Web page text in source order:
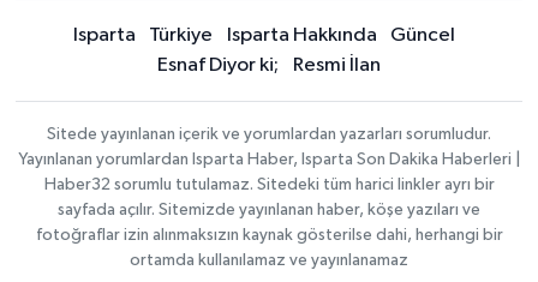
Isparta Türkiye Isparta Hakkında
Güncel
Esnaf Diyor ki;
Resmi İlan
Sitede yayınlanan içerik ve yorumlardan yazarları sorumludur.
Yayınlanan yorumlardan Isparta Haber, Isparta Son Dakika Haberleri |
Haber32 sorumlu tutulamaz. Sitedeki tüm harici linkler ayrı bir
sayfada açılır. Sitemizde yayınlanan haber, köşe yazıları ve
fotoğraflar izin alınmaksızın kaynak gösterilse dahi, herhangi bir
ortamda kullanılamaz ve yayınlanamaz